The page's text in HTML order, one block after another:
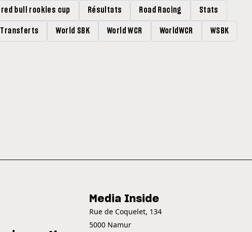
red bull rookies cup Résultats Road Racing Stats
Transferts World SBK World WCR WorldWCR WSBK
Media Inside
Rue de Coquelet, 134
5000 Namur